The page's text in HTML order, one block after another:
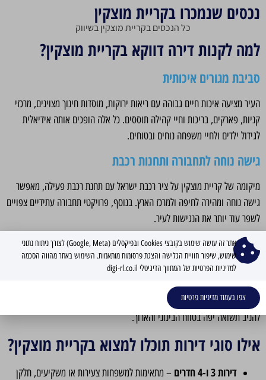
נכסים שנמכרו בקריית מוצקין
כל הנכסים בקריית מוצקין בשיווק
למה לקנות דירה דווקא בקריית מוצקין?
סביבת מגורים איכותית
העיר מציעה איכות חיים גבוהה עם ריאות ירוקות, מוסדות חינוך מצוינים, מרכזי
קניות, פארקים, בריכות וחיי קהילה תוססים. כל אלה הופכים אותה אידיאלית
לגידול ילדים ולחיי משפחה נוחים ובטוחים.
גישה נוחה לתחבורה ותחנות רכבת
מיקומה של קריית מוצקין על ציר רכבת ישראל עם תחנת רכבת פעילה, מאפשר
גישה נוחה ומהירה לחיפה ולמרכז הארץ. בנוסף, פרויקטי תחבורה עתידיים צפויים
לשפר עוד יותר את הנגישות לעיר.
פוטנציאל השקעה
העיר נמצאת בעיצומו של תהליך פיתוח עירוני מואץ – עם שכונות חדשות כמו
נאות אפק, נווה גנים, שכונות ישנות כגון: גושן הותיקה, רסקו הישנה ולב מוצקין
וכמובן פרויקטים של התחדשות עירונית במרכז העיר. לכן רכישת דירה כיום עשויה
להניב תשואה יפה בטווח הבינוני והארוך.
אילו סוגי דירות תוכלו למצוא בקריית מוצקין?
דירות 3 ו-4 חדרים
– מתאימות למשפחות צעירות או משקיעים, חלקן
אתר זה עושה שימוש בקובצי Cookies ובפיקסלים (Google, Meta) לצורך ניתוח נתוני
שימוש, שיפור חוויית הגלישה והצגת פרסומות מותאמות. השימוש באתר מהווה הסכמה
למדיניות הפרטיות של המתווך הדיגיטלי digi-rl.co.il
צפו בעמוד מדיניות פרטיות